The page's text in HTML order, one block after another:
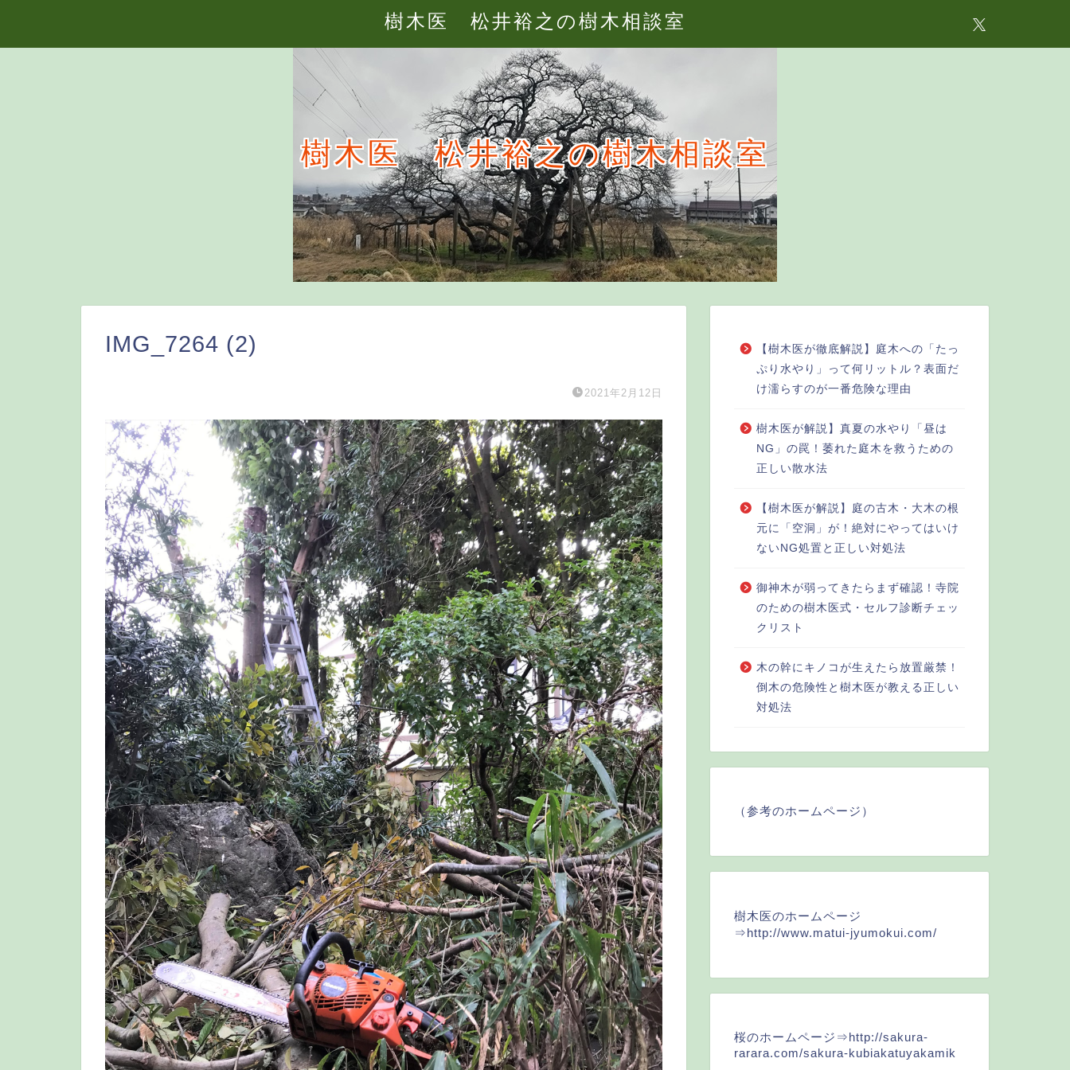
樹木医 松井裕之の樹木相談室
樹木医 松井裕之の樹木相談室
IMG_7264 (2)
2021年2月12日
【樹木医が徹底解説】庭木への「たっ
ぷり水やり」って何リットル？表面だ
け濡らすのが一番危険な理由
樹木医が解説】真夏の水やり「昼は
NG」の罠！萎れた庭木を救うための
正しい散水法
【樹木医が解説】庭の古木・大木の根
元に「空洞」が！絶対にやってはいけ
ないNG処置と正しい対処法
御神木が弱ってきたらまず確認！寺院
のための樹木医式・セルフ診断チェッ
クリスト
木の幹にキノコが生えたら放置厳禁！
倒木の危険性と樹木医が教える正しい
対処法
（参考のホームページ）
樹木医のホームページ
⇒http://www.matui-jyumokui.com/
桜のホームページ⇒http://sakura-
rarara.com/sakura-kubiakatuyakamik